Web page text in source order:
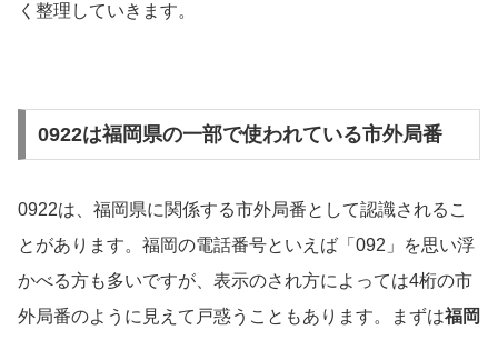
く整理していきます。
0922は福岡県の一部で使われている市外局番
0922は、福岡県に関係する市外局番として認識されるこ
とがあります。福岡の電話番号といえば「092」を思い浮
かべる方も多いですが、表示のされ方によっては4桁の市
外局番のように見えて戸惑うこともあります。まずは福岡